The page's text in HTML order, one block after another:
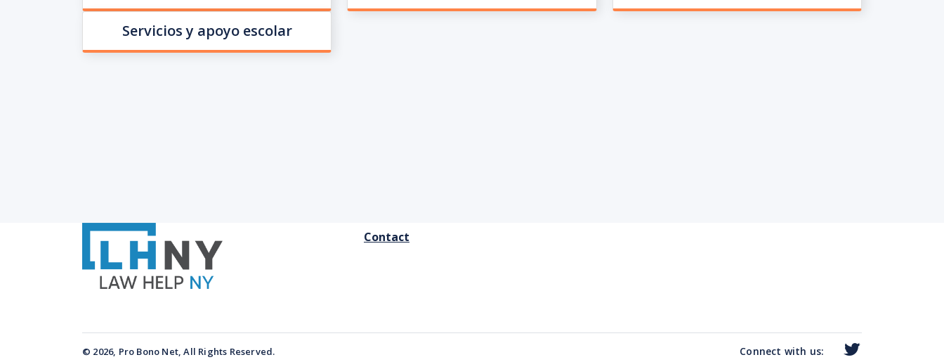
Servicios y apoyo escolar
FOOTER
Contact
© 2026, Pro Bono Net, All Rights Reserved. Connect with us: